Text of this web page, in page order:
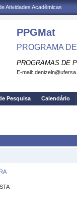
Atividades Acadêmicas
PPGMat
PROGRAMA
PROGRAMAS DE
E-mail:
Pesquisa Calendário